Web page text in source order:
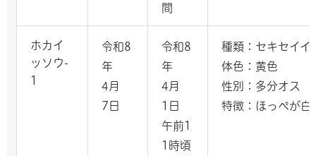
間
ホカイ
ッソウ-
1
令和8
年
4月
7日
令和8
年
4月
1日
午前1
1時頃
種類：セキセイイ
体色：黄色
性別：多分オス
特徴：ほっぺが白